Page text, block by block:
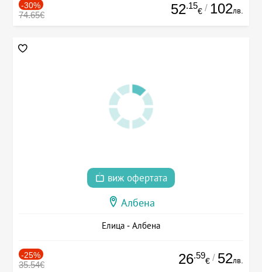
-30%
74.65€ 52.15
€ / 102лв.
виж офертата
Албена
Елица - Албена
-25%
35.54€ 26.59
€ / 52лв.